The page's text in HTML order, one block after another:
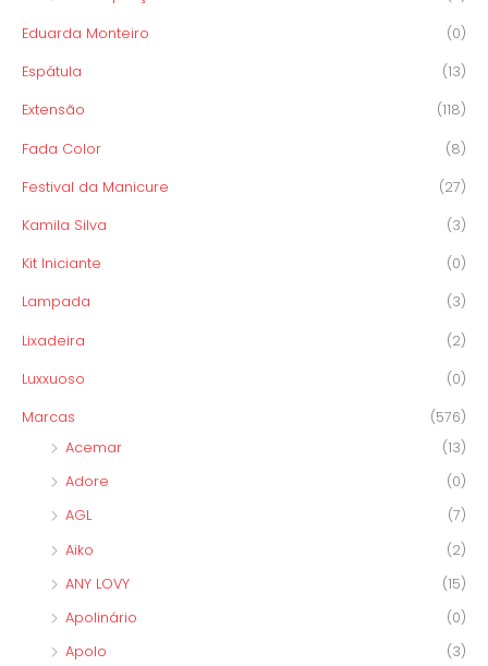
Eduarda Monteiro (0)
Espátula (13)
Extensão (118)
Fada Color (8)
Festival da Manicure (27)
Kamila Silva (3)
Kit Iniciante (0)
Lampada (3)
Lixadeira (2)
Luxxuoso (0)
Marcas
(576)
Acemar
(13)
Adore
(0)
AGL
(7)
Aiko
(2)
ANY LOVY
(15)
Apolinário
(0)
Apolo
(3)